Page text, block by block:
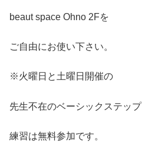
beaut space Ohno 2Fを
ご自由にお使い下さい。
※火曜日と土曜日開催の
先生不在のベーシックステップ
練習は無料参加です。